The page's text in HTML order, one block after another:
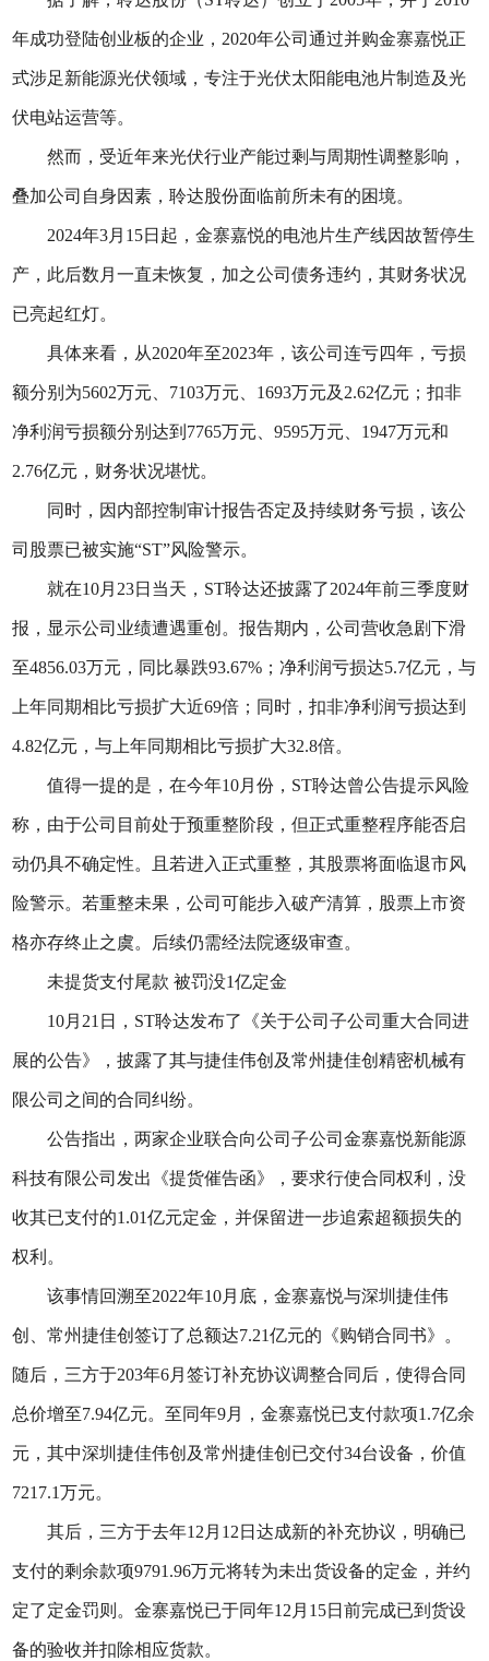
年成功登陆创业板的企业，2020年公司通过并购金寨嘉悦正
式涉足新能源光伏领域，专注于光伏太阳能电池片制造及光
伏电站运营等。
然而，受近年来光伏行业产能过剩与周期性调整影响，
叠加公司自身因素，聆达股份面临前所未有的困境。
2024年3月15日起，金寨嘉悦的电池片生产线因故暂停生
产，此后数月一直未恢复，加之公司债务违约，其财务状况
已亮起红灯。
具体来看，从2020年至2023年，该公司连亏四年，亏损
额分别为5602万元、7103万元、1693万元及2.62亿元；扣非
净利润亏损额分别达到7765万元、9595万元、1947万元和
2.76亿元，财务状况堪忧。
同时，因内部控制审计报告否定及持续财务亏损，该公
司股票已被实施“ST”风险警示。
就在10月23日当天，ST聆达还披露了2024年前三季度财
报，显示公司业绩遭遇重创。报告期内，公司营收急剧下滑
至4856.03万元，同比暴跌93.67%；净利润亏损达5.7亿元，与
上年同期相比亏损扩大近69倍；同时，扣非净利润亏损达到
4.82亿元，与上年同期相比亏损扩大32.8倍。
值得一提的是，在今年10月份，ST聆达曾公告提示风险
称，由于公司目前处于预重整阶段，但正式重整程序能否启
动仍具不确定性。且若进入正式重整，其股票将面临退市风
险警示。若重整未果，公司可能步入破产清算，股票上市资
格亦存终止之虞。后续仍需经法院逐级审查。
未提货支付尾款 被罚没1亿定金
10月21日，ST聆达发布了《关于公司子公司重大合同进
展的公告》，披露了其与捷佳伟创及常州捷佳创精密机械有
限公司之间的合同纠纷。
公告指出，两家企业联合向公司子公司金寨嘉悦新能源
科技有限公司发出《提货催告函》，要求行使合同权利，没
收其已支付的1.01亿元定金，并保留进一步追索超额损失的
权利。
该事情回溯至2022年10月底，金寨嘉悦与深圳捷佳伟
创、常州捷佳创签订了总额达7.21亿元的《购销合同书》。
随后，三方于203年6月签订补充协议调整合同后，使得合同
总价增至7.94亿元。至同年9月，金寨嘉悦已支付款项1.7亿余
元，其中深圳捷佳伟创及常州捷佳创已交付34台设备，价值
7217.1万元。
其后，三方于去年12月12日达成新的补充协议，明确已
支付的剩余款项9791.96万元将转为未出货设备的定金，并约
定了定金罚则。金寨嘉悦已于同年12月15日前完成已到货设
备的验收并扣除相应货款。